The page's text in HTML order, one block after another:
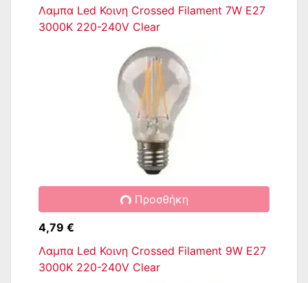
Λαμπα Led Κοινη Crossed Filament 7W E27
3000K 220-240V Clear
Προσθήκη
4,79 €
Λαμπα Led Κοινη Crossed Filament 9W E27
3000K 220-240V Clear